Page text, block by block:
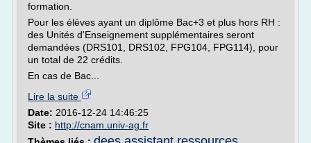
formation.
Pour les élèves ayant un diplôme Bac+3 et plus hors RH :
des Unités d'Enseignement supplémentaires seront
demandées (DRS101, DRS102, FPG104, FPG114), pour
un total de 22 crédits.
En cas de Bac...
Lire la suite
Date: 2016-12-24 14:46:25
Site : http://cnam.univ-ag.fr